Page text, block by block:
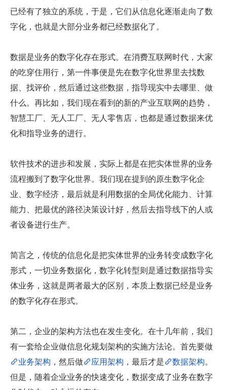
已经有了独立的系统，于是，它们从信息化逐渐走向了数
字化，也就是大部分业务都已经数据化了。
数据是业务的数字化存在形式。在消费互联网时代，大家
的吃穿住用行，第一件事便是先在数字化世界里去找数
据、找评价，然后通过这些数据，指导现实中去哪里、做
什么。再比如，我们现在看到的新的产业互联网的趋势，
智慧工厂、无人工厂、无人零售店，也都是通过数据来优
化和指导业务的进行。
软件技术的进步和发展，实际上都是在把实体世界的业务
流程搬到了数字化世界。我们现在提到的原生数字化企
业、数字经济，最后就是利用数据的全局优化能力、计算
能力、把最优的路径决策设计好，然后去指导线下的人或
者设备进行生产。
简言之，传统的信息化是把实体世界的业务转变成数字化
形式，一切业务数据化，数字化转型则是通过数据指导实
体业务，这就是两者最大的区别，本质上数据已经是业务
的数字化存在形式。
第二，企业的架构方法也在发生变化。在十几年前，我们
有一套给企业做信息化规划架构的实施方法论。首先要做
业务架构 ，然后做 应用架构 ，最后才是 数据架构。
但是，随着企业业务的快速变化，数据变成了业务在数字